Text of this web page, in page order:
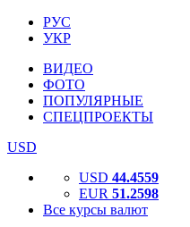
РУС
УКР
ВИДЕО
ФОТО
ПОПУЛЯРНЫЕ
СПЕЦПРОЕКТЫ
USD
USD 44.4559
EUR 51.2598
Все курсы валют